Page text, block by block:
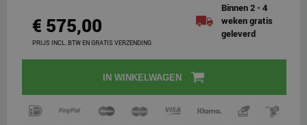
€ 575,00
PRIJS INCL. BTW EN GRATIS VERZENDING
Binnen 2 - 4
weken gratis
geleverd
IN WINKELWAGEN